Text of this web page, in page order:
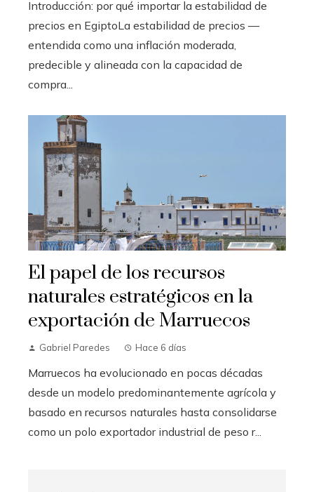
Introducción: por qué importar la estabilidad de
precios en EgiptoLa estabilidad de precios —
entendida como una inflación moderada,
predecible y alineada con la capacidad de
compra...
El papel de los recursos
naturales estratégicos en la
exportación de Marruecos
Gabriel Paredes Hace 6 días
Marruecos ha evolucionado en pocas décadas
desde un modelo predominantemente agrícola y
basado en recursos naturales hasta consolidarse
como un polo exportador industrial de peso r...